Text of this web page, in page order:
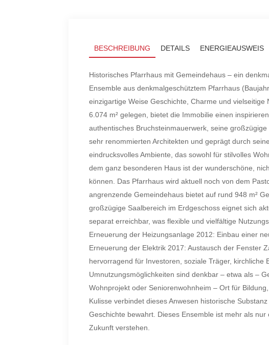
BESCHREIBUNG DETAILS ENERGIEAUSWEIS
Historisches Pfarrhaus mit Gemeindehaus – ein
Ensemble aus denkmalgeschütztem Pfarrhaus
einzigartige Weise Geschichte, Charme und
6.074 m² gelegen, bietet die Immobilie einen
authentisches Bruchsteinmauerwerk, seine
sehr renommierten Architekten und geprägt durch
eindrucksvolles Ambiente, das sowohl für stilvolles
dem ganz besonderen Haus ist der wunderschöne,
können. Das Pfarrhaus wird aktuell noch von dem
angrenzende Gemeindehaus bietet auf rund 948 m²
großzügige Saalbereich im Erdgeschoss eignet sich
separat erreichbar, was flexible und vielfältige
Erneuerung der Heizungsanlage 2012: Einbau einer
Erneuerung der Elektrik 2017: Austausch der Fenster
hervorragend für Investoren, soziale Träger, kirchliche
Umnutzungsmöglichkeiten sind denkbar – etwa als –
Wohnprojekt oder Seniorenwohnheim – Ort für
Kulisse verbindet dieses Anwesen historische
Geschichte bewahrt. Dieses Ensemble ist mehr als
Zukunft verstehen.